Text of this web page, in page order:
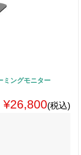
ミングモニター
¥26,800(税込)